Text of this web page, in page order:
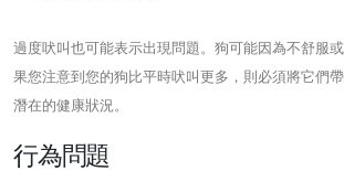
過度吠叫也可能表示出現問題。狗可能因為不舒服
果您注意到您的狗比平時吠叫更多，則必須將它們
潛在的健康狀況。
行為問題